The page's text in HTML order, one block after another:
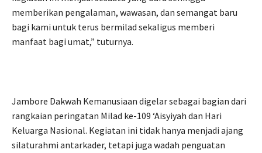
memberikan pengalaman, wawasan, dan semangat baru
bagi kami untuk terus bermilad sekaligus memberi
manfaat bagi umat,” tuturnya.
Jambore Dakwah Kemanusiaan digelar sebagai bagian dari
rangkaian peringatan Milad ke-109 ‘Aisyiyah dan Hari
Keluarga Nasional. Kegiatan ini tidak hanya menjadi ajang
silaturahmi antarkader, tetapi juga wadah penguatan